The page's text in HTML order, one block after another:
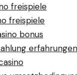
freispiele
freispiele
bonus
erfahrungen